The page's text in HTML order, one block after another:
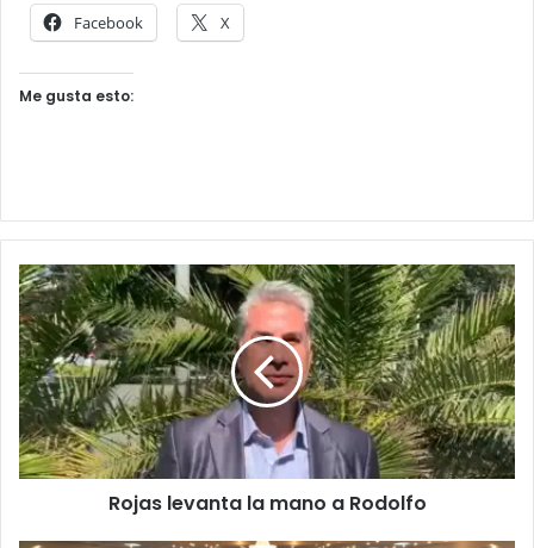
Facebook X
Me gusta esto:
Rojas levanta la mano a Rodolfo